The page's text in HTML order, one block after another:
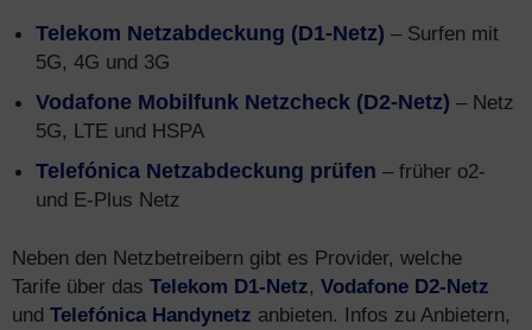
Telekom Netzabdeckung (D1-Netz) – Surfen mit
5G, 4G und 3G
Vodafone Mobilfunk Netzcheck (D2-Netz) – Netz
5G, LTE und HSPA
Telefónica Netzabdeckung prüfen – früher o2-
und E-Plus Netz
Neben den Netzbetreibern gibt es Provider, welche
Tarife über das Telekom D1-Netz, Vodafone D2-Netz
und Telefónica Handynetz anbieten. Infos zu Anbietern,